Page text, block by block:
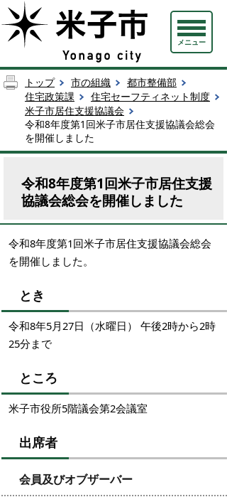
メニュー
トップ 市の組織
都市整備部
住宅政策課
住宅セーフティネット制度
米子市居住支援協議会
令和8年度第1回米子市居住支援協議会総会
を開催しました
令和8年度第1回米子市居住支援
協議会総会を開催しました
令和8年度第1回米子市居住支援協議会総会
を開催しました。
とき
令和8年5月27日（水曜日） 午後2時から2時
25分まで
ところ
米子市役所5階議会第2会議室
出席者
会員及びオブザーバー